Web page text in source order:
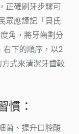
正確刷牙步驟可
眾應謹記「貝氏
角，將牙齒劃分
下的順序，以2
式來清潔牙齒較
慣：
菌、提升口腔酸